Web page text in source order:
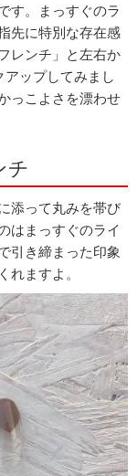
す。まっすぐのラ
先に特別な存在感
レンチ」と左右か
ップしてみまし
っこよさを漂わせ
チ
添って丸みを帯び
はまっすぐのライ
引き締まった印象
ますよ。